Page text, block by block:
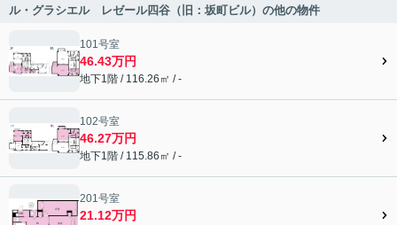
ル・グラシエル レゼール四谷（旧：坂町ビル）の他の物件
101号室
46.43万円
地下1階 / 116.26㎡ / -
102号室
46.27万円
地下1階 / 115.86㎡ / -
201号室
21.12万円